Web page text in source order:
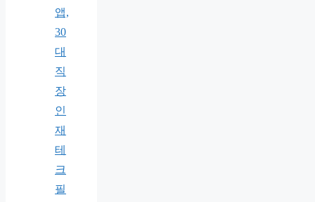
앱,
30
대
직
장
인
재
테
크
필